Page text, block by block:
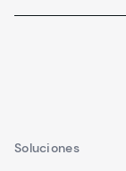
Soluciones